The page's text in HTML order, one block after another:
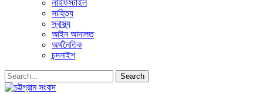
লাইফস্টাইল
সাহিত্য
স্বাস্থ্য
আইন আদালত
অর্থনৈতিক
চন্দনাইশ